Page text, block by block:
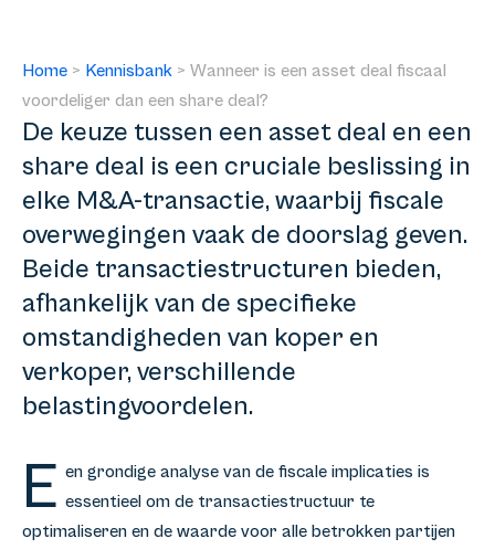
Home > Kennisbank > Wanneer is een asset deal fiscaal
voordeliger dan een share deal?
De keuze tussen een asset deal en een
share deal is een cruciale beslissing in
elke M&A-transactie, waarbij fiscale
overwegingen vaak de doorslag geven.
Beide transactiestructuren bieden,
afhankelijk van de specifieke
omstandigheden van koper en
verkoper, verschillende
belastingvoordelen.
E en grondige analyse van de fiscale implicaties is
essentieel om de transactiestructuur te
optimaliseren en de waarde voor alle betrokken partijen